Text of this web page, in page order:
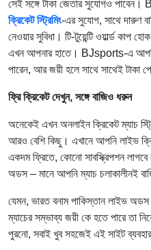
সেই সঙ্গে টাকা জেতার সুযোগও
ক্রিকেট স্ট্রিমিং-এর সুযোগ, সাথে দারুণ
নেওয়ার সুবিধা। টি-টুয়েন্টি ওয়ার্ল্ড
এখন আপনার হাতে। BJsports-এ আপনি
পারেন, আর জয়ী হলে সাথে সাথেই টাকা
ফ্রি ক্রিকেট দেখুন, সঙ্গে বাজিও ধরুন
অনেকেই এখন অনলাইন ক্রিকেট ম্যাচ
আরও বেশি কিছু। এখানে আপনি লাইভ
একদম ফ্রিতে, কোনো সাবস্ক্রিপশন
অডস – মানে আপনি ম্যাচ চলাকালীনই
যেমন, ভারত বনাম পাকিস্তান লাইভ
ম্যাচের সম্ভাব্য জয়ী কে হতে পারে তা
পুরনো, সবাই খুব সহজেই এই সাইট